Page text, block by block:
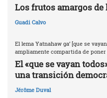
Los frutos amargos de
Guadi Calvo
El lema Yatnahaw ga’ [que se
ampliamente compartida de
El «que se vayan
una transición
Jérôme Duval